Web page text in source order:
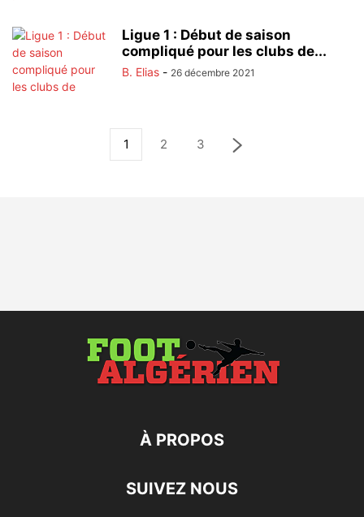
Ligue 1 : Début de saison
compliqué pour les clubs de...
B. Elias - 26 décembre 2021
1 2 3
À PROPOS
SUIVEZ NOUS